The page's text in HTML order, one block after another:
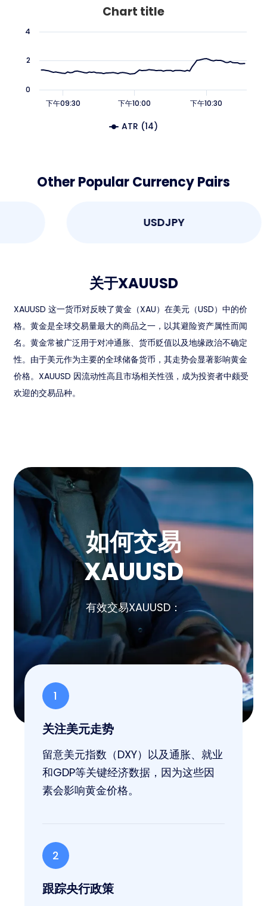
Chart title
ATR (14)
下午09:30 下午10:00 下午10:30
0
2
4
Other Popular Currency Pairs
USDJPY
关于XAUUSD
XAUUSD 这一货币对反映了黄金（XAU）在美元（USD）中的价
格。黄金是全球交易量最大的商品之一，以其避险资产属性而闻
名。黄金常被广泛用于对冲通胀、货币贬值以及地缘政治不确定
性。由于美元作为主要的全球储备货币，其走势会显著影响黄金
价格。XAUUSD 因流动性高且市场相关性强，成为投资者中颇受
欢迎的交易品种。
如何交易
XAUUSD
有效交易XAUUSD：
1
关注美元走势
留意美元指数（DXY）以及通胀、就业
和GDP等关键经济数据，因为这些因
素会影响黄金价格。
2
跟踪央行政策